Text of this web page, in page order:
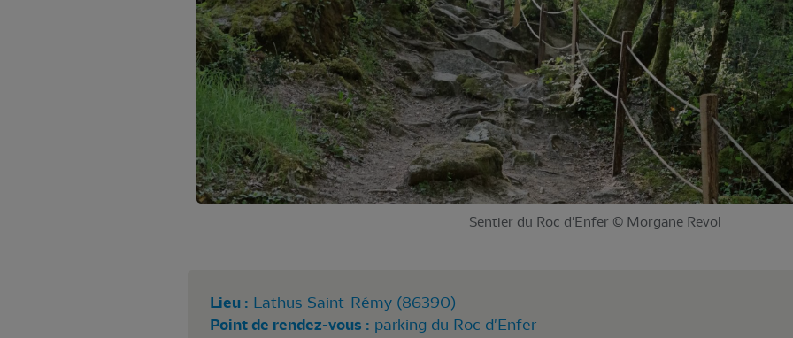
Sentier du Roc d'Enfer © Morgane Revol
Lieu : Lathus Saint-Rémy (86390)
Point de rendez-vous : parking du Roc d'Enfer